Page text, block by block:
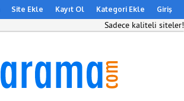
Site Ekle Kayıt Ol Kategori Ekle Giriş
Sadece kaliteli siteler!